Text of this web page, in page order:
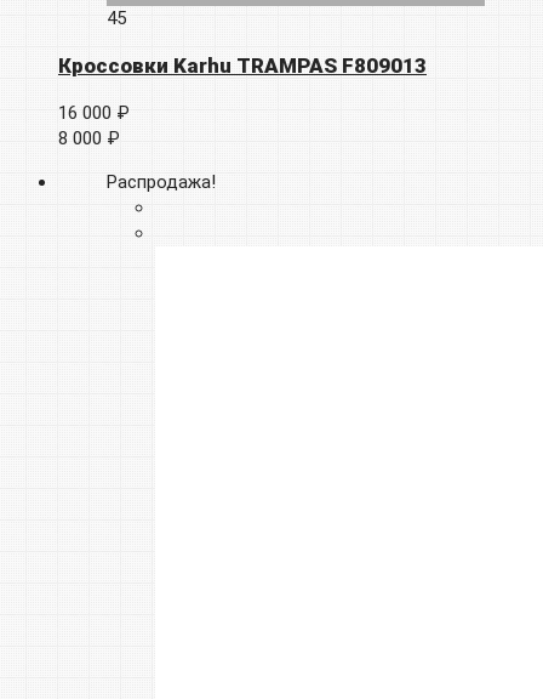
45
Кроссовки Karhu TRAMPAS F809013
16 000 ₽
8 000 ₽
Распродажа!